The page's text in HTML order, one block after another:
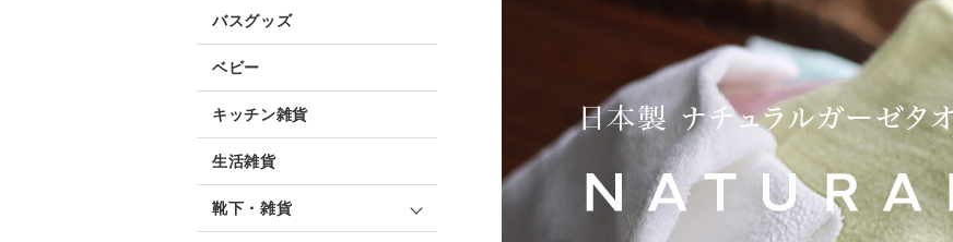
バスグッズ
ベビー
キッチン雑貨
生活雑貨
靴下・雑貨